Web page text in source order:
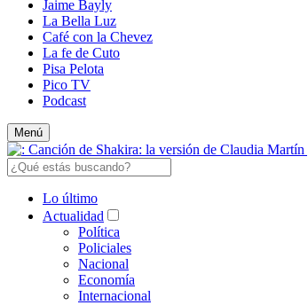
Jaime Bayly
La Bella Luz
Café con la Chevez
La fe de Cuto
Pisa Pelota
Pico TV
Podcast
Menú
Lo último
Actualidad
Política
Policiales
Nacional
Economía
Internacional